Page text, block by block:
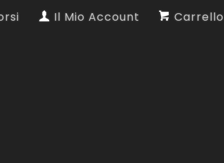
Il Mio Account Carrello